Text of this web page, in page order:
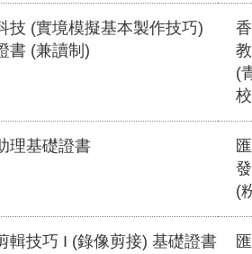
技 (實境模擬基本製作技巧)
書 (兼讀制)
(
理基礎證書
(
輯技巧 I (錄像剪接) 基礎證書